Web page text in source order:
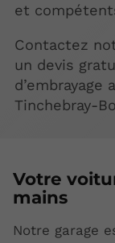
et
Contactez
un devis
Tinchebray-
Votre
mains
Notre garage